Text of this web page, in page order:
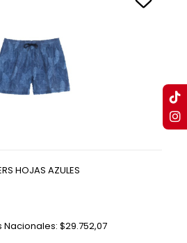
HOJAS AZULES
Nacionales: $29.752,07